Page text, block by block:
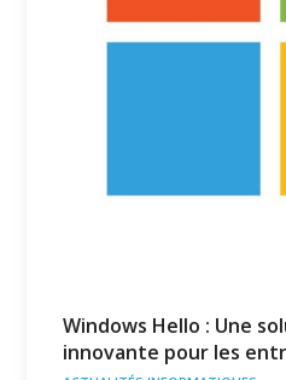
Windows Hello : Une
innovante pour les